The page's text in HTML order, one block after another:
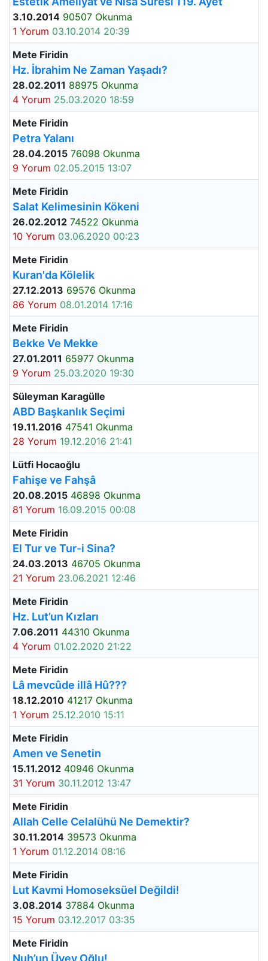
3.10.2014 90507 Okunma
1 Yorum 03.10.2014 20:39
Mete Firidin
Hz. İbrahim Ne Zaman Yaşadı?
28.02.2011 88975 Okunma
4 Yorum 25.03.2020 18:59
Mete Firidin
Petra Yalanı
28.04.2015 76098 Okunma
9 Yorum 02.05.2015 13:07
Mete Firidin
Salat Kelimesinin Kökeni
26.02.2012 74522 Okunma
10 Yorum 03.06.2020 00:23
Mete Firidin
Kuran'da Kölelik
27.12.2013 69576 Okunma
86 Yorum 08.01.2014 17:16
Mete Firidin
Bekke Ve Mekke
27.01.2011 65977 Okunma
9 Yorum 25.03.2020 19:30
Süleyman Karagülle
ABD Başkanlık Seçimi
19.11.2016 47541 Okunma
28 Yorum 19.12.2016 21:41
Lütfi Hocaoğlu
Fahişe ve Fahşâ
20.08.2015 46898 Okunma
81 Yorum 16.09.2015 00:08
Mete Firidin
El Tur ve Tur-i Sina?
24.03.2013 46705 Okunma
21 Yorum 23.06.2021 12:46
Mete Firidin
Hz. Lut’un Kızları
7.06.2011 44310 Okunma
4 Yorum 01.02.2020 21:22
Mete Firidin
Lâ mevcûde illâ Hû???
18.12.2010 41217 Okunma
1 Yorum 25.12.2010 15:11
Mete Firidin
Amen ve Senetin
15.11.2012 40946 Okunma
31 Yorum 30.11.2012 13:47
Mete Firidin
Allah Celle Celalühü Ne Demektir?
30.11.2014 39573 Okunma
1 Yorum 01.12.2014 08:16
Mete Firidin
Lut Kavmi Homoseksüel Değildi!
3.08.2014 37884 Okunma
15 Yorum 03.12.2017 03:35
Mete Firidin
Nuh’un Üvey Oğlu!